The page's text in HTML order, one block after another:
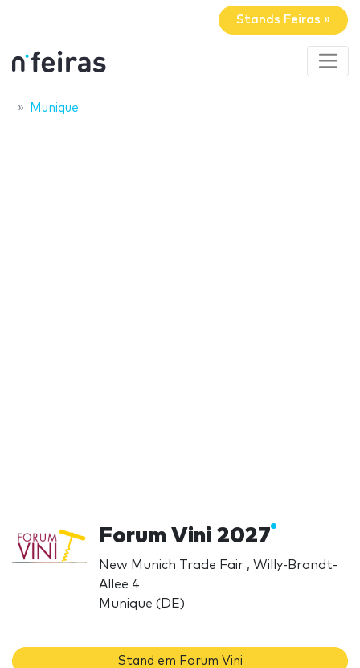
Stands Feiras »
Munique
Forum Vini 2027
New Munich Trade Fair , Willy-Brandt-
Allee 4
Munique (DE)
Stand em Forum Vini